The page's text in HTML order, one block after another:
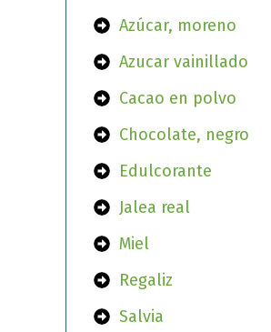
Azúcar, moreno
Azucar vainillado
Cacao en polvo
Chocolate, negro
Edulcorante
Jalea real
Miel
Regaliz
Salvia